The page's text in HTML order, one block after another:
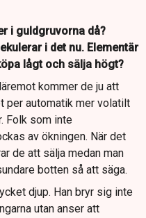
i guldgruvorna då?
i det nu. Elementär
lågt och sälja högt?
kommer de ju att
per automatik mer volatilt
Folk som inte
av ökningen. När det
de att sälja medan man
botten så att säga.
djup. Han bryr sig inte
utan anser att